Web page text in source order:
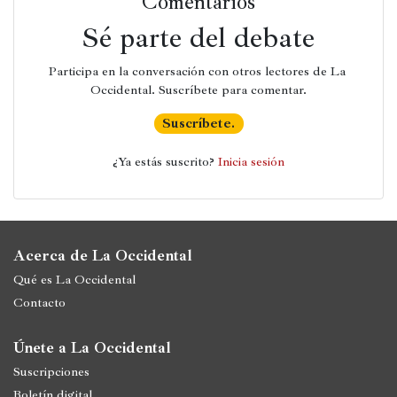
Sé parte del debate
Participa en la conversación con otros lectores de La
Occidental. Suscríbete para comentar.
Suscríbete.
¿Ya estás suscrito? Inicia sesión
Acerca de La Occidental
Qué es La Occidental
Contacto
Únete a La Occidental
Suscripciones